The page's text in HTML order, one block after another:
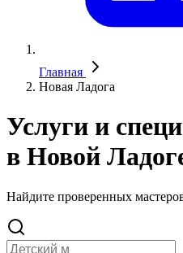
Главная
Новая Ладога
Услуги и
в Новой
Найдите проверенных